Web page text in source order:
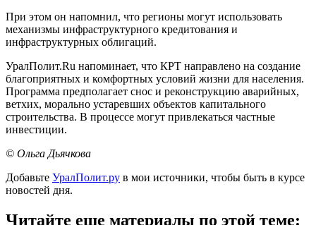
При этом он напомнил, что регионы могут использовать
механизмы инфраструктурного кредитования и
инфраструктурных облигаций.
УралПолит.Ru напоминает, что КРТ направлено на создание
благоприятных и комфортных условий жизни для населения.
Программа предполагает снос и реконструкцию аварийных,
ветхих, морально устаревших объектов капитального
строительства. В процессе могут привлекаться частные
инвестиции.
© Ольга Дьячкова
Добавьте УралПолит.ру в мои источники, чтобы быть в курсе
новостей дня.
Читайте еще материалы по этой теме: